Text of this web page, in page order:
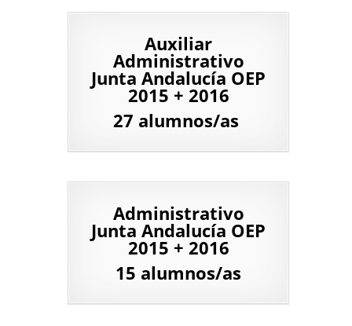
Auxiliar
Administrativo
Junta Andalucía OEP
2015 + 2016
27 alumnos/as
Administrativo
Junta Andalucía OEP
2015 + 2016
15 alumnos/as